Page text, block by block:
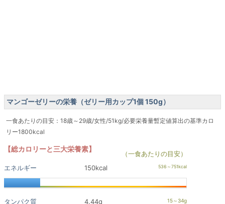
マンゴーゼリーの栄養（ゼリー用カップ1個 150g）
一食あたりの目安：18歳～29歳/女性/51kg/必要栄養量暫定値算出の基準カロ
リー1800kcal
【総カロリーと三大栄養素】
（一食あたりの目安）
エネルギー
150kcal
タンパク質 4.44g